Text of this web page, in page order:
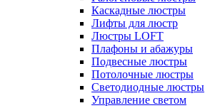
Каскадные люстры
Лифты для люстр
Люстры LOFT
Плафоны и абажуры
Подвесные люстры
Потолочные люстры
Светодиодные люстры
Управление светом